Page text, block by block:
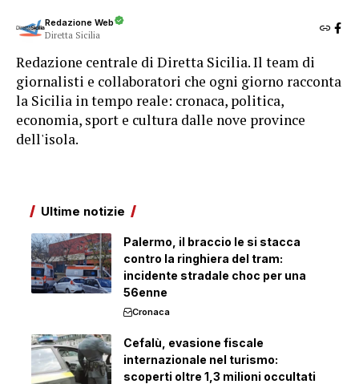
Redazione Web
Diretta Sicilia
Redazione centrale di Diretta Sicilia. Il team di
giornalisti e collaboratori che ogni giorno racconta
la Sicilia in tempo reale: cronaca, politica,
economia, sport e cultura dalle nove province
dell'isola.
Ultime notizie
Palermo, il braccio le si stacca
contro la ringhiera del tram:
incidente stradale choc per una
56enne
Cronaca
Cefalù, evasione fiscale
internazionale nel turismo:
scoperti oltre 1,3 milioni occultati